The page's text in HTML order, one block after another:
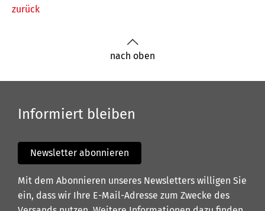
zurück
nach oben
Informiert bleiben
Newsletter abonnieren
Mit dem Abonnieren unseres Newsletters willigen Sie
ein, dass wir Ihre E-Mail-Adresse zum Zwecke des